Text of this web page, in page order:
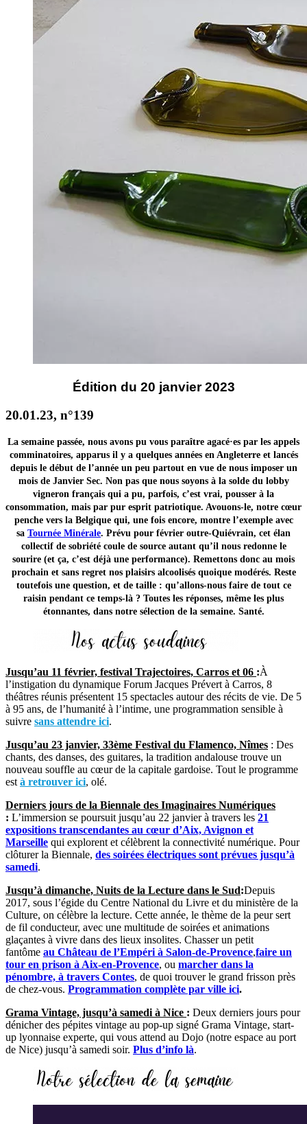
Édition du 20 janvier 2023
20.01.23, n°139
La semaine passée, nous avons pu vous paraître agacé·es par les appels
comminatoires, apparus il y a quelques années en Angleterre et lancés
depuis le début de l’année un peu partout en vue de nous imposer un
mois de Janvier Sec. Non pas que nous soyons à la solde du lobby
vigneron français qui a pu, parfois, c’est vrai, pousser à la
consommation, mais par pur esprit patriotique. Avouons-le, notre cœur
penche vers la Belgique qui, une fois encore, montre l’exemple avec
sa Tournée Minérale. Prévu pour février outre-Quiévrain, cet élan
collectif de sobriété coule de source autant qu’il nous redonne le
sourire (et ça, c’est déjà une performance). Remettons donc au mois
prochain et sans regret nos plaisirs alcoolisés quoique modérés. Reste
toutefois une question, et de taille : qu’allons-nous faire de tout ce
raisin pendant ce temps-là ? Toutes les réponses, même les plus
étonnantes, dans notre sélection de la semaine. Santé.
Jusqu’au 11 février, festival Trajectoires, Carros et 06 :À
l’instigation du dynamique Forum Jacques Prévert à Carros, 8
théâtres réunis présentent 15 spectacles autour des récits de vie. De 5
à 95 ans, de l’humanité à l’intime, une programmation sensible à
suivre sans attendre ici.
Jusqu’au 23 janvier, 33ème Festival du Flamenco, Nîmes : Des
chants, des danses, des guitares, la tradition andalouse trouve un
nouveau souffle au cœur de la capitale gardoise. Tout le programme
est à retrouver ici, olé.
Derniers jours de la Biennale des Imaginaires Numériques
: L’immersion se poursuit jusqu’au 22 janvier à travers les 21
expositions transcendantes au cœur d’Aix, Avignon et
Marseille qui explorent et célèbrent la connectivité numérique. Pour
clôturer la Biennale, des soirées électriques sont prévues jusqu’à
samedi.
Jusqu’à dimanche, Nuits de la Lecture dans le Sud:Depuis
2017, sous l’égide du Centre National du Livre et du ministère de la
Culture, on célèbre la lecture. Cette année, le thème de la peur sert
de fil conducteur, avec une multitude de soirées et animations
glaçantes à vivre dans des lieux insolites. Chasser un petit
fantôme au Château de l’Empéri à Salon-de-Provence,faire un
tour en prison à Aix-en-Provence, ou marcher dans la
pénombre, à travers Contes, de quoi trouver le grand frisson près
de chez-vous. Programmation complète par ville ici.
Grama Vintage, jusqu’à samedi à Nice : Deux derniers jours pour
dénicher des pépites vintage au pop-up signé Grama Vintage, start-
up lyonnaise experte, qui vous attend au Dojo (notre espace au port
de Nice) jusqu’à samedi soir. Plus d’info là.